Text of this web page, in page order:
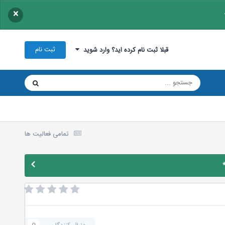
×
قبلا ثبت نام کرده اید؟ وارد شوید ثبت نام
تمامی فعالیت ها